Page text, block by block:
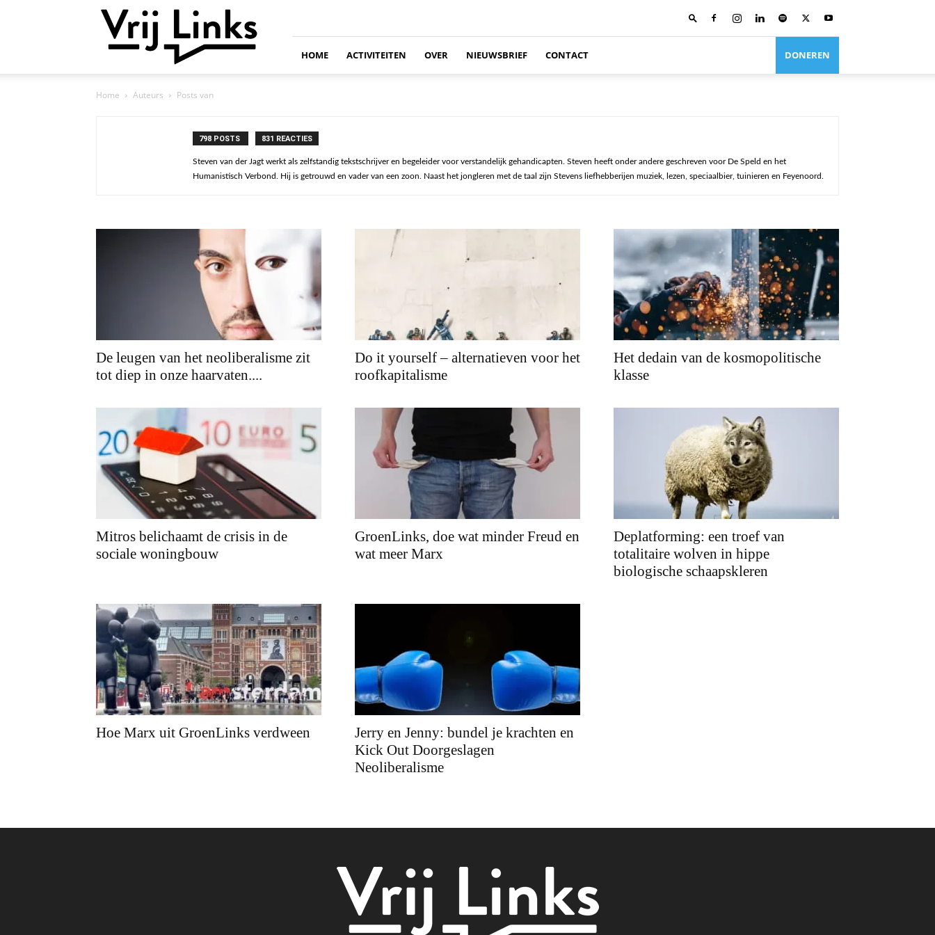
Vrij
Links
HOME ACTIVITEITEN OVER NIEUWSBRIEF CONTACT DONEREN
Home Auteurs Posts van
798 POSTS 831 REACTIES
Steven van der Jagt werkt als zelfstandig tekstschrijver en begeleider voor verstandelijk gehandicapten. Steven heeft onder andere geschreven voor De Speld en het
Humanistisch Verbond. Hij is getrouwd en vader van een zoon. Naast het jongleren met de taal zijn Stevens liefhebberijen muziek, lezen, speciaalbier, tuinieren en Feyenoord.
De leugen van het neoliberalisme zit
tot diep in onze haarvaten....
Do it yourself – alternatieven voor het
roofkapitalisme
Het dedain van de kosmopolitische
klasse
Mitros belichaamt de crisis in de
sociale woningbouw
GroenLinks, doe wat minder Freud en
wat meer Marx
Deplatforming: een troef van
totalitaire wolven in hippe
biologische schaapskleren
Hoe Marx uit GroenLinks verdween
Jerry en Jenny: bundel je krachten en
Kick Out Doorgeslagen
Neoliberalisme